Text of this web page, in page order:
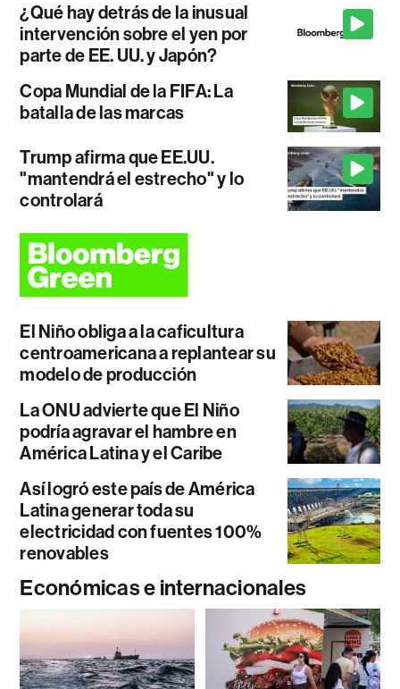
¿Qué hay detrás de la inusual
intervención sobre el yen por
parte de EE. UU. y Japón?
Copa Mundial de la FIFA: La
batalla de las marcas
Trump afirma que EE.UU.
"mantendrá el estrecho" y lo
controlará
El Niño obliga a la caficultura
centroamericana a replantear su
modelo de producción
La ONU advierte que El Niño
podría agravar el hambre en
América Latina y el Caribe
Así logró este país de América
Latina generar toda su
electricidad con fuentes 100%
renovables
Económicas e internacionales